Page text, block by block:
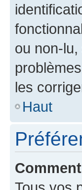
ou non-
les
Haut